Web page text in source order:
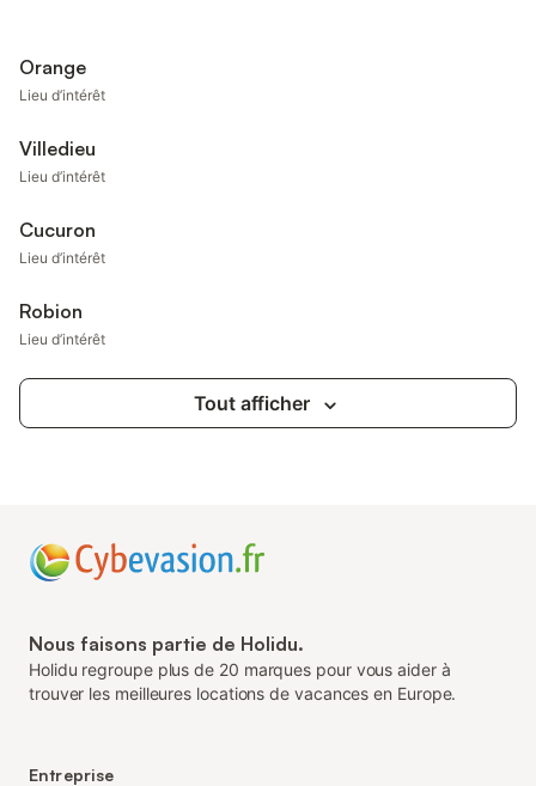
Orange
Lieu d’intérêt
Villedieu
Lieu d’intérêt
Cucuron
Lieu d’intérêt
Robion
Lieu d’intérêt
Tout afficher
Nous faisons partie de Holidu.
Holidu regroupe plus de 20 marques pour vous aider à
trouver les meilleures locations de vacances en Europe.
Entreprise